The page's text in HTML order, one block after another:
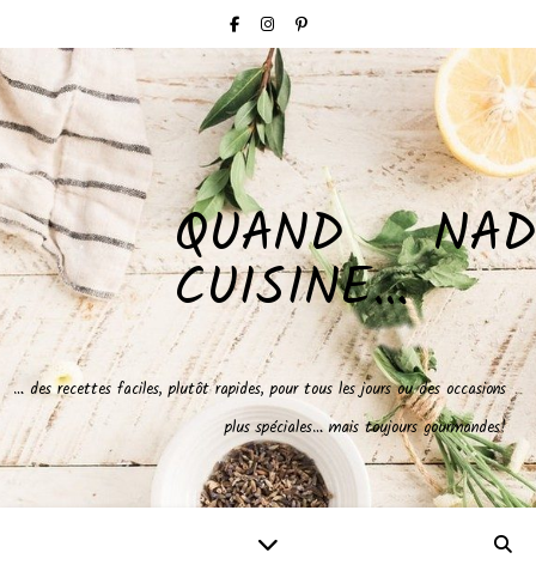
QUAND NAD
CUISINE…
… des recettes faciles, plutôt rapides, pour tous les jours ou des occasions
plus spéciales… mais toujours gourmandes!